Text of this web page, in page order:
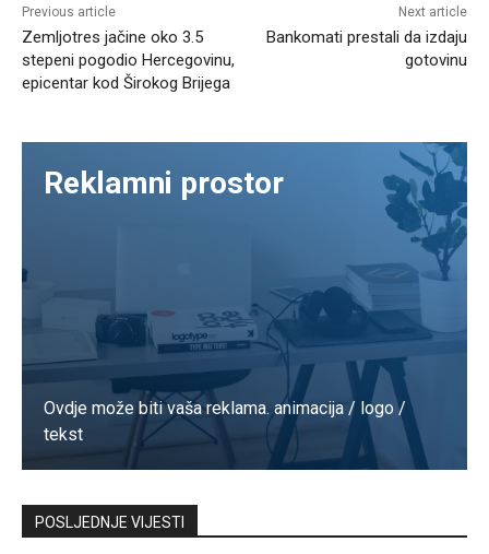
Previous article
Zemljotres jačine oko 3.5
stepeni pogodio Hercegovinu,
epicentar kod Širokog Brijega
Next article
Bankomati prestali da izdaju
gotovinu
Reklamni prostor
Ovdje može biti vaša reklama. animacija / logo /
tekst
Kontaktirajte nas
POSLJEDNJE VIJESTI